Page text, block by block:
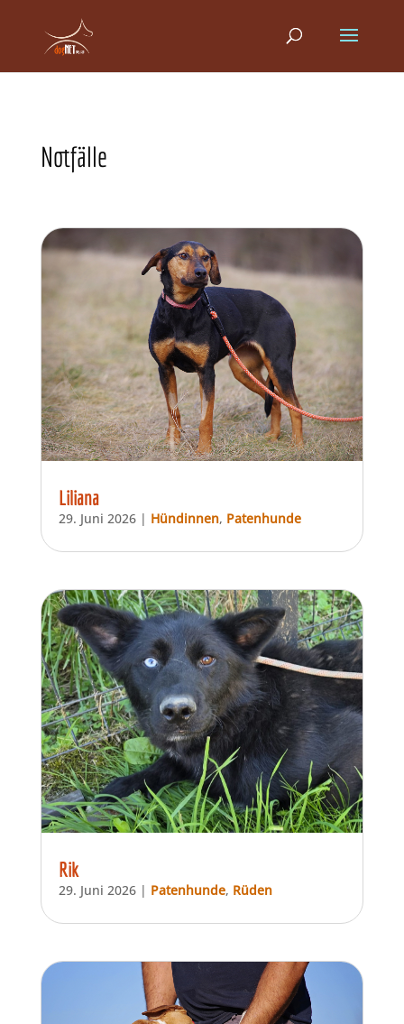
Notfälle
Liliana
29. Juni 2026| Hündinnen, Patenhunde
Rik
29. Juni 2026| Patenhunde, Rüden